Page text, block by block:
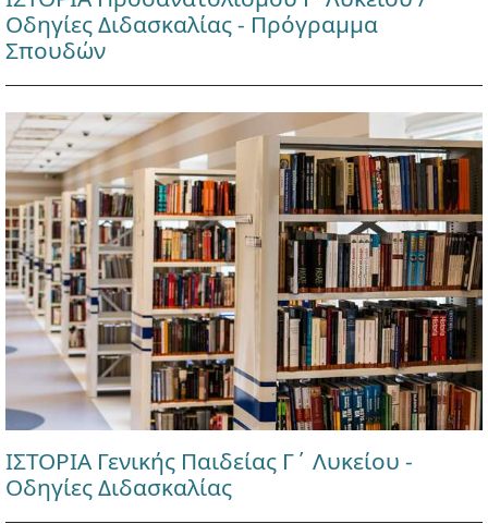
Οδηγίες Διδασκαλίας - Πρόγραμμα
Σπουδών
ΙΣΤΟΡΙΑ Γενικής Παιδείας Γ΄ Λυκείου -
Οδηγίες Διδασκαλίας